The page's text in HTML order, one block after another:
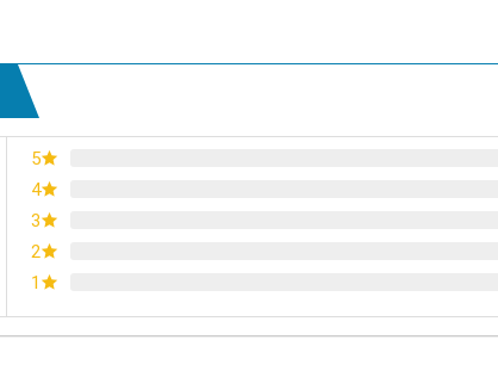
5
4
3
2
1